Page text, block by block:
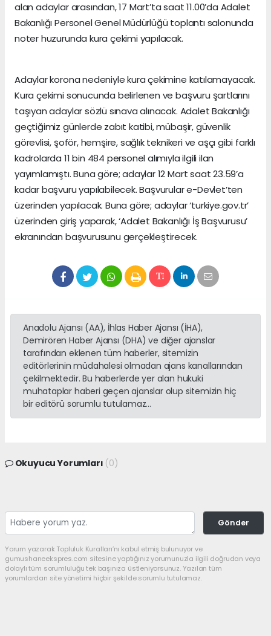
alan adaylar arasından, 17 Mart’ta saat 11.00’da Adalet
Bakanlığı Personel Genel Müdürlüğü toplantı salonunda
noter huzurunda kura çekimi yapılacak.
Adaylar korona nedeniyle kura çekimine katılamayacak.
Kura çekimi sonucunda belirlenen ve başvuru şartlarını
taşıyan adaylar sözlü sınava alınacak. Adalet Bakanlığı
geçtiğimiz günlerde zabıt katibi, mübaşir, güvenlik
görevlisi, şoför, hemşire, sağlık teknikeri ve aşçı gibi farklı
kadrolarda 11 bin 484 personel alımıyla ilgili ilan
yayımlamıştı. Buna göre; adaylar 12 Mart saat 23.59’a
kadar başvuru yapılabilecek. Başvurular e-Devlet’ten
üzerinden yapılacak. Buna göre; adaylar ‘turkiye.gov.tr’
üzerinden giriş yaparak, ‘Adalet Bakanlığı İş Başvurusu’
ekranından başvurusunu gerçekleştirecek.
Anadolu Ajansı (AA), İhlas Haber Ajansı (İHA),
Demirören Haber Ajansı (DHA) ve diğer ajanslar
tarafından eklenen tüm haberler, sitemizin
editörlerinin müdahalesi olmadan ajans kanallarından
çekilmektedir. Bu haberlerde yer alan hukuki
muhataplar haberi geçen ajanslar olup sitemizin hiç
bir editörü sorumlu tutulamaz...
Okuyucu Yorumları (0)
Gönder
Yorum yazarak Topluluk Kuralları’nı kabul etmiş bulunuyor ve
gumushaneekspres.com sitesine yaptığınız yorumunuzla ilgili doğrudan veya
dolaylı tüm sorumluluğu tek başınıza üstleniyorsunuz. Yazılan tüm
yorumlardan site yönetimi hiçbir şekilde sorumlu tutulamaz.